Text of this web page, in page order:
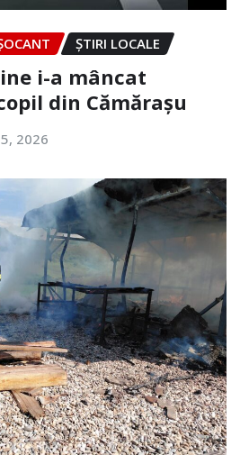
ȘTIRI LOCALE
i-a mâncat
din Cămărașu
2026